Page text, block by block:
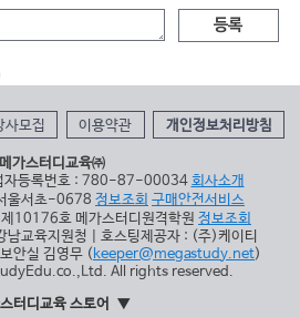
등록
사모집 이용약관 개인정보처리방침
메가스터디교육㈜
자등록번호 : 780-87-00034 회사소개
울서초-0678 정보조회 구매안전서비스
10176호 메가스터디원격학원 정보조회
남교육지원청 | 호스팅제공자 : (주)케이티
안실 김영무 ( keeper@megastudy.net)
All rights reserved.
터디교육 스토어